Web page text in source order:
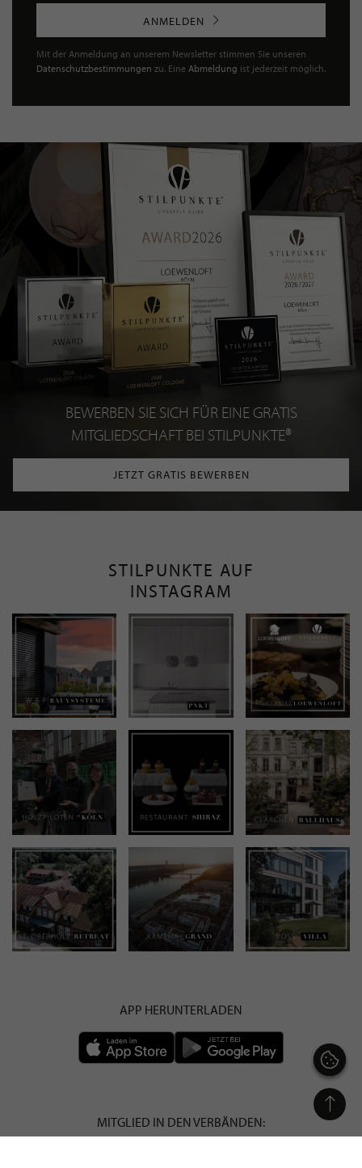
ANMELDEN
Mit der Anmeldung an unserem Newsletter stimmen Sie unseren
Datenschutzbestimmungen zu. Eine Abmeldung ist jederzeit möglich.
BEWERBEN SIE SICH FÜR EINE GRATIS
MITGLIEDSCHAFT BEI STILPUNKTE®
JETZT GRATIS BEWERBEN
STILPUNKTE AUF
INSTAGRAM
APP HERUNTERLADEN
MITGLIED IN DEN VERBÄNDEN: